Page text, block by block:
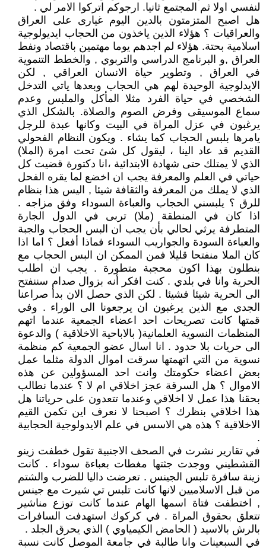
لنفسي اولا ثم المجتمع ثانيا. ارجوكم اتركوا الامر لي .
هل اصبح المتزمتون بالدين اليوم غيارى على العراق
والعراقيات ؟ هؤلاء الذين ياخذون من الحجاب ايديولوجية
اسلامية بحتة. هؤلاء لم اجدهم يوما مهتمين باقتصاد ونفط
العراق ,و البرنامج الدراسي والتربوي , والخطط التنموية
في العراق , وتطوير حياة الانسان العراقي , لكن
الايدلوجية الوحيدة لهم هي الحجاب وبعدها ياتي التدخل
الشخصي في حياة الفرد مثلا المأكل والملبس وعدم
سماع الموسيقى وفرض الصوم والصلاة. بالشكل الذي
يرغبون في عزل المراة في البيت وكانها عبدة للرجل
يامرها بلبس الحجاب كما يشاء . ويكون النظام الفحولي
القديم قد عاد الينا ، ليقول كل شئ تحت امرة (الملا)
الذي لا يمتلك حتى شهادة الابتدائية ،انا دكتورة قضيت كل
حياتي في العلم والمعرفة يجب ان اخضع لما يقره الفحل
الذي لا يملك من المعرفة والثقافة شيئا , اليس هذا بنظام
للرق ؟ يلبسني الحجاب والعباءة السوداء وفق مزاجه .
اذا كان في المنطقة (ملا) تربى في الدول الجارة
المتطرفة يرثي لحالي بأن يجب ان البس الحجاب والجبة
والعباءة السودة والجواريب السوداء فماذا أفعل ؟ اما اذا
كان الملا منفتحا قليلا فمن الممكن ان البس الحجاب مع
بنطلون بهذا اكون محجبة متطورة . يجب ان اطلب
الحرية وانا في بلدي . كنت افكر أنه بزوال صدام سننفتح
الى الحرية شيئا فشيئا . لكن الذي حصل الان بدأ صراعنا
الجدي مع الذين يرغبون ان يرجعونا الى الوراء . وفي
قمتها كانت تصريحات احد اعضاء الجمعية عندما اتهم
المنظمات النسوية العلمانية( بالاباحية الاخلاقية ) والدعوة
الى حريات بلا حدود . انا اسال عضو الجمعية كم منظمة
نسوية من التي اتهمتها سرقت اموال الدولة مثلما عمل
بعض اعضاء حكومتك وانت احد المسؤولين عن هذه
الاموال ؟ هل السرقة عجز اخلاقي ام لا ؟ عندما نطالب
بحقنا هذا عمل لا اخلاقي وعندما تتعدون على حرياتنا هل
هذا اخلاقي بنظرك ؟ اصبحنا لا نعرف اين تكمن القيم
الاخلاقية ؟ هذه هي الاسس في علم الايدولوجية الحجابية
.
في تقارير نشرت في الصحف الاجنبية تقول خطفت زينو
القشطيني ووجدت جثتها مغطات بعباءة سوداء . كانت
زينة سافرة تلبس الجينس . تعرضت داليا للضرب والشتم
من قبل الاسلاميين لانها كانت تلبس تي شيرت مع جينس
, اختطفت فتاة اسمها الهام عندما كانت توزع مناشير
تتعلق بحقوق المراة . في كركوك استهدفت السافرات
بالرش بالاسيد ( الحامض الكيمياوي ) الذي يحرق الجلد .
في السبعينات وانا طالبة في جامعة الموصل كانت نسبة